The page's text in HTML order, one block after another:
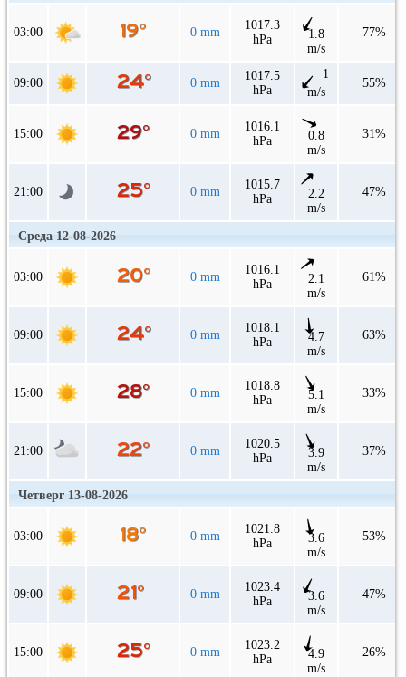
03:00 0 mm
1017.3
hPa
1.8
m/s
77%
09:00 0 mm
1017.5
hPa
1
m/s
55%
15:00 0 mm
1016.1
hPa
0.8
m/s
31%
21:00 0 mm
1015.7
hPa
2.2
m/s
47%
Среда 12-08-2026
03:00 0 mm
1016.1
hPa
2.1
m/s
61%
09:00 0 mm
1018.1
hPa
4.7
m/s
63%
15:00 0 mm
1018.8
hPa
5.1
m/s
33%
21:00 0 mm
1020.5
hPa
3.9
m/s
37%
Четверг 13-08-2026
03:00 0 mm
1021.8
hPa
3.6
m/s
53%
09:00 0 mm
1023.4
hPa
3.6
m/s
47%
15:00 0 mm
1023.2
hPa
4.9
m/s
26%